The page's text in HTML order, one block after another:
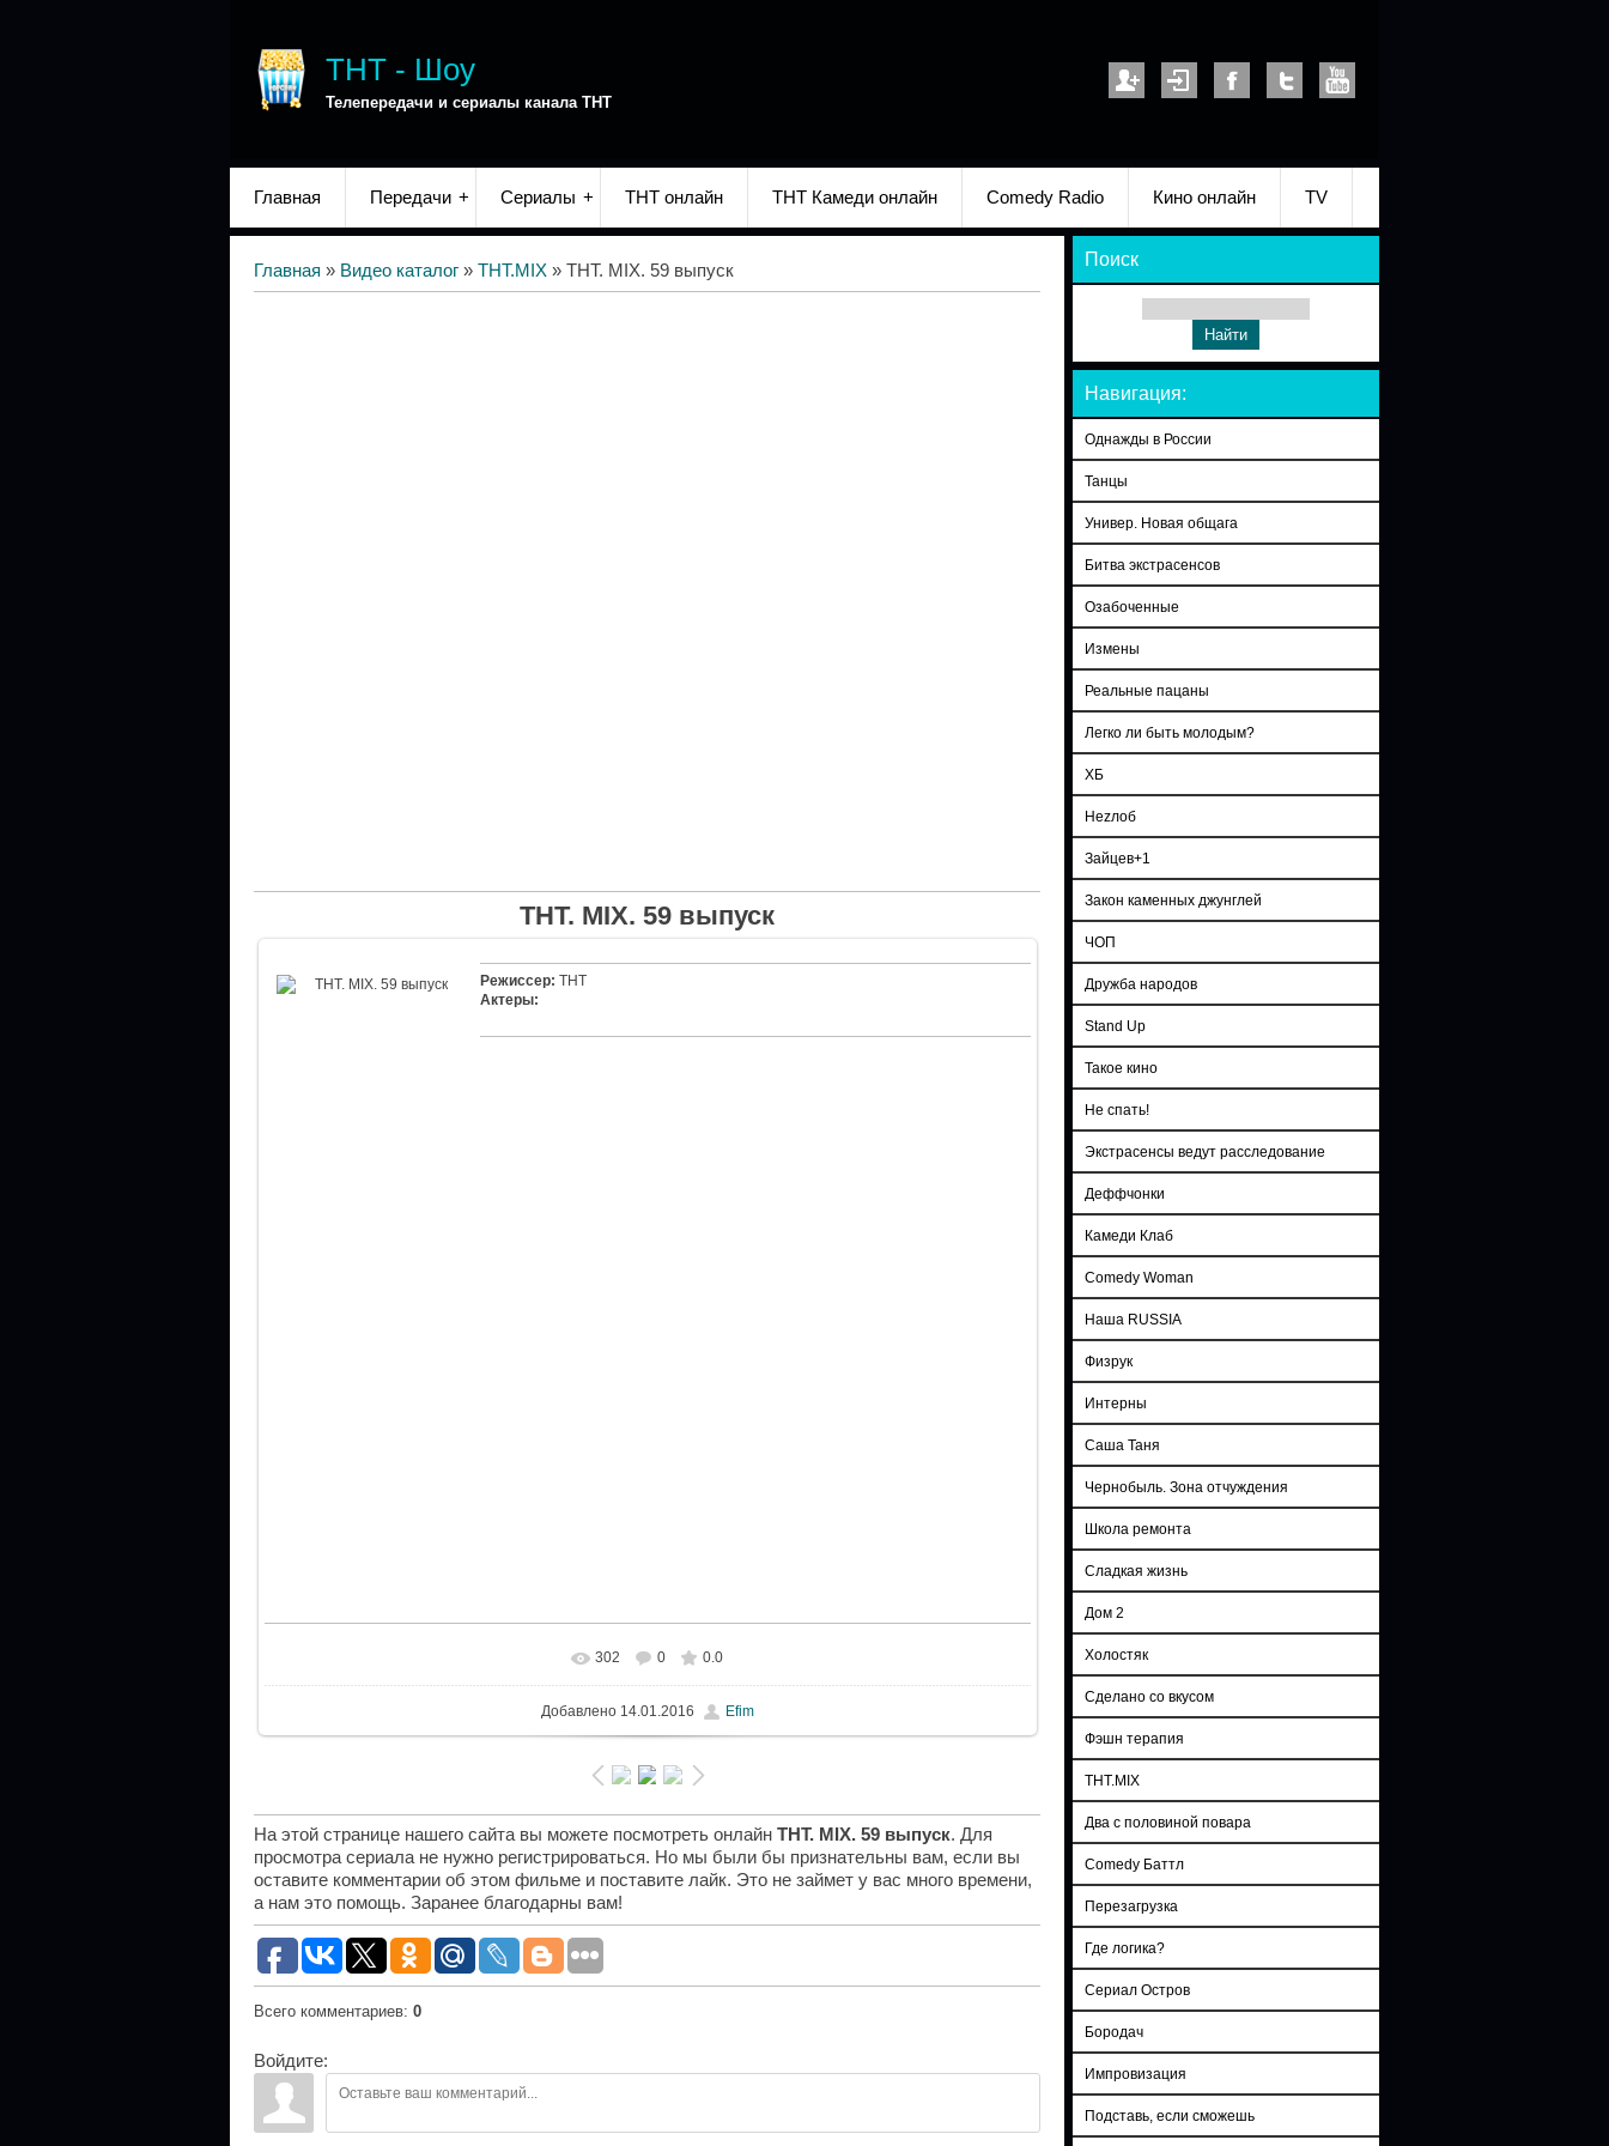
ТНТ - Шоу
Телепередачи и сериалы канала ТНТ
Главная Передачи Сериалы ТНТ онлайн ТНТ Камеди онлайн Comedy Radio Кино онлайн TV
Главная » Видео каталог » ТНТ.MIX » ТНТ. MIX. 59 выпуск
ТНТ. MIX. 59 выпуск
Режиссер: ТНТ
Актеры:
302 0 0.0
Добавлено14.01.2016 Efim
На этой странице нашего сайта вы можете посмотреть онлайн ТНТ. MIX. 59 выпуск. Для
просмотра сериала не нужно регистрироваться. Но мы были бы признательны вам, если вы
оставите комментарии об этом фильме и поставите лайк. Это не займет у вас много времени,
а нам это помощь. Заранее благодарны вам!
Всего комментариев: 0
Войдите:
Поиск
Навигация:
Однажды в России
Танцы
Универ. Новая общага
Битва экстрасенсов
Озабоченные
Измены
Реальные пацаны
Легко ли быть молодым?
ХБ
Неzлоб
Зайцев+1
Закон каменных джунглей
ЧОП
Дружба народов
Stand Up
Такое кино
Не спать!
Экстрасенсы ведут расследование
Деффчонки
Камеди Клаб
Comedy Woman
Наша RUSSIA
Физрук
Интерны
Саша Таня
Чернобыль. Зона отчуждения
Школа ремонта
Сладкая жизнь
Дом 2
Холостяк
Сделано со вкусом
Фэшн терапия
ТНТ.MIX
Два с половиной повара
Comedy Баттл
Перезагрузка
Где логика?
Сериал Остров
Бородач
Импровизация
Подставь, если сможешь